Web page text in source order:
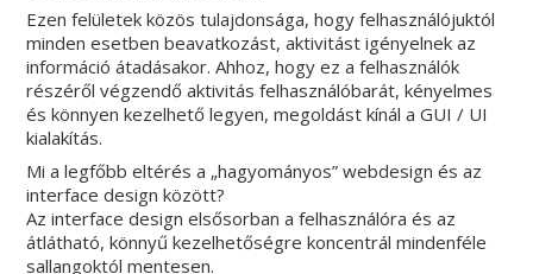
Ezen felületek közös tulajdonsága, hogy felhasználójuktól
minden esetben beavatkozást, aktivitást igényelnek az
információ átadásakor. Ahhoz, hogy ez a felhasználók
részéről végzendő aktivitás felhasználóbarát, kényelmes
és könnyen kezelhető legyen, megoldást kínál a GUI / UI
kialakítás.
Mi a legfőbb eltérés a „hagyományos” webdesign és az
interface design között?
Az interface design elsősorban a felhasználóra és az
átlátható, könnyű kezelhetőségre koncentrál mindenféle
sallangoktól mentesen.